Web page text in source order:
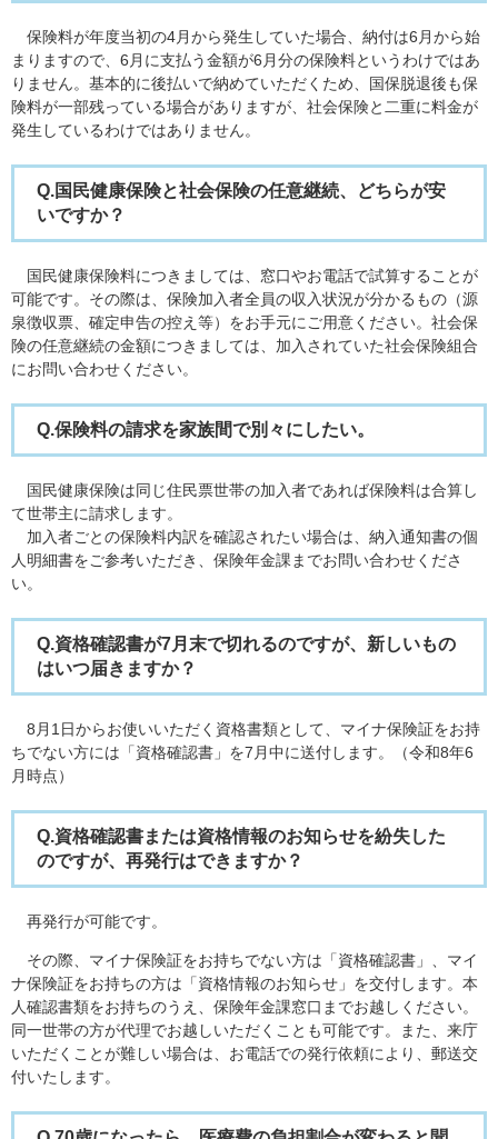
保険料が年度当初の4月から発生していた場合、納付は6月から始
まりますので、6月に支払う金額が6月分の保険料というわけではあ
りません。基本的に後払いで納めていただくため、国保脱退後も保
険料が一部残っている場合がありますが、社会保険と二重に料金が
発生しているわけではありません。
Q.国民健康保険と社会保険の任意継続、どちらが安
いですか？
国民健康保険料につきましては、窓口やお電話で試算することが
可能です。その際は、保険加入者全員の収入状況が分かるもの（源
泉徴収票、確定申告の控え等）をお手元にご用意ください。社会保
険の任意継続の金額につきましては、加入されていた社会保険組合
にお問い合わせください。
Q.保険料の請求を家族間で別々にしたい。
国民健康保険は同じ住民票世帯の加入者であれば保険料は合算し
て世帯主に請求します。
加入者ごとの保険料内訳を確認されたい場合は、納入通知書の個
人明細書をご参考いただき、保険年金課までお問い合わせくださ
い。
Q.資格確認書が7月末で切れるのですが、新しいもの
はいつ届きますか？
8月1日からお使いいただく資格書類として、マイナ保険証をお持
ちでない方には「資格確認書」を7月中に送付します。（令和8年6
月時点）
Q.資格確認書または資格情報のお知らせを紛失した
のですが、再発行はできますか？
再発行が可能です。
その際、マイナ保険証をお持ちでない方は「資格確認書」、マイ
ナ保険証をお持ちの方は「資格情報のお知らせ」を交付します。本
人確認書類をお持ちのうえ、保険年金課窓口までお越しください。
同一世帯の方が代理でお越しいただくことも可能です。また、来庁
いただくことが難しい場合は、お電話での発行依頼により、郵送交
付いたします。